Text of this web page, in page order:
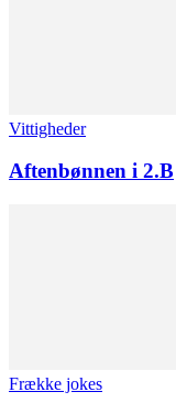
Vittigheder
Aftenbønnen i 2.B
Frække jokes